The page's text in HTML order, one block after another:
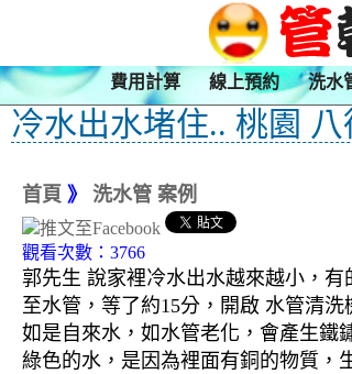
費用計算 線上預約 洗水
冷水出水堵住.. 桃園
首頁 》 洗水管 案例
觀看次數：3766
郭先生 說家裡冷水出水越來越小，
至水管，等了約15分，開啟 水管清
如是自來水，如水管老化，會產生鐵
綠色的水，是因為裡面有銅的物質，